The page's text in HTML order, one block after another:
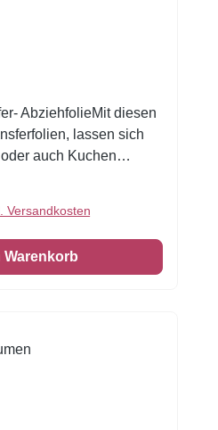
AbziehfolieMit diesen
lassen sich
auch Kuchen
Sie die
eventuell
und lassen Sie
zum Schluss
Versandkosten
Warenkorb